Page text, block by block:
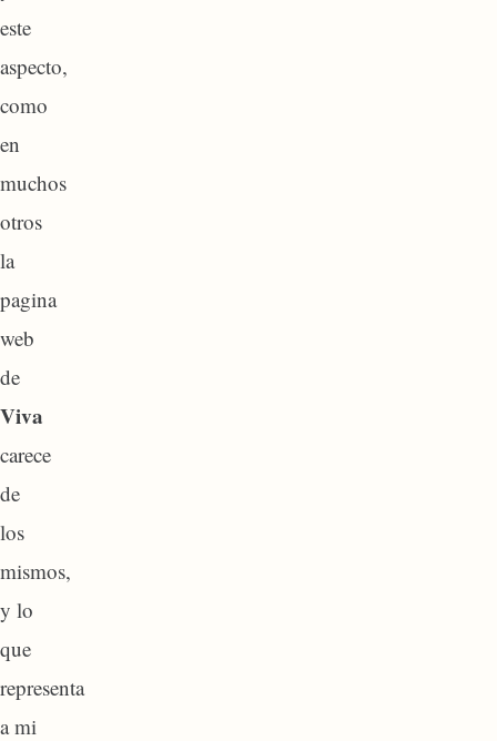
este
aspecto,
como
en
muchos
otros
la
pagina
web
de
Viva
carece
de
los
mismos,
y lo
que
representa
a mi